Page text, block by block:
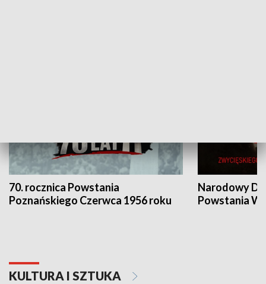
70. rocznica Powstania
Poznańskiego Czerwca 1956 roku
Narodowy
Powstania
KULTURA I SZTUKA